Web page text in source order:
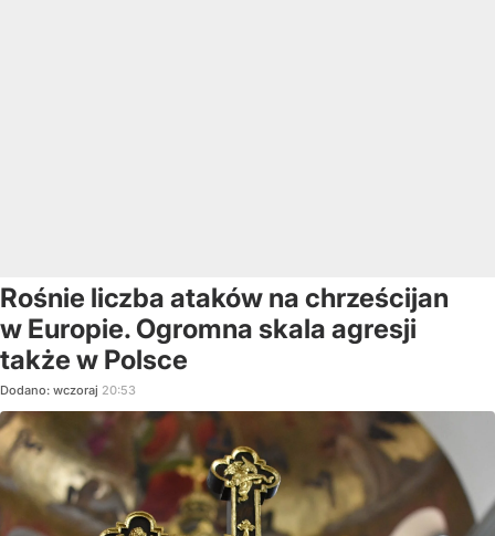
Rośnie liczba ataków na chrześcijan
w Europie. Ogromna skala agresji
także w Polsce
Dodano: wczoraj 20:53